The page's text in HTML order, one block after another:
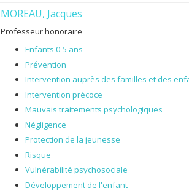
MOREAU, Jacques
Professeur honoraire
Enfants 0-5 ans
Prévention
Intervention auprès des familles et des
Intervention précoce
Mauvais traitements psychologiques
Négligence
Protection de la jeunesse
Risque
Vulnérabilité psychosociale
Développement de l'enfant